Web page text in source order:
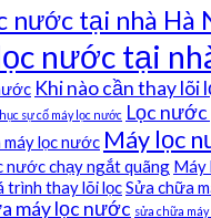
nước tại nhà Hà
nước tại
Khi nào cần thay lõi
sự cố máy lọc nước Lọc
lọc nước Máy lọc
nước chạy ngắt quãng Máy
trình thay lõi lọcSửa chữa
máy lọc nước sửa chữa